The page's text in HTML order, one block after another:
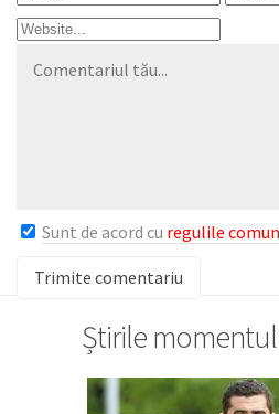
Sunt de acord cu regulile
Știrile